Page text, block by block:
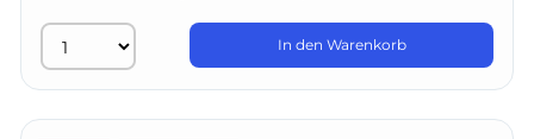
In den Warenkorb